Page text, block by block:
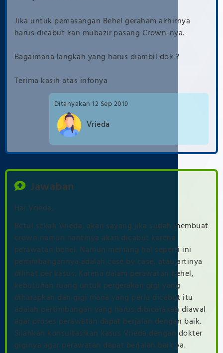
Jika untuk pemasangan Behel geraham akhirnya
harus dicabut kan mubazir pasang Crown-nya.
Bagaimana langkah yang harus diambil dok ?
Terima kasih atas infonya
12 Sep 2019
Vrieda
Jawaban
Hai Vrieda,
Betul sekali Vrieda, akan sayang jika sudah membuat
crown namun nantinya akan dicabut karena
perawatan behel. Namun memang hal seperti ini
pertimbangannya adalah case by case, atau artinya
dilihat per kasus. Karena dalam perawatan behel,
kebutuhan ruang untuk pergerakan gigi yang
diharapkan dan gigi mana yang perlu dicabut itu
adalah pertimbangan yang harus dibicarakan diawal
agar proses perawatan dapat berjalan dengan baik.
Silahkan konsultasikan kasus Vrieda dengan dokter
giginya agar perawatan dapat berjalan baik ya.